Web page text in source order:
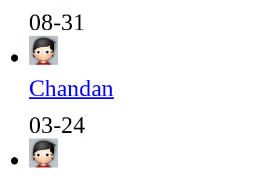
08-31
Chandan
03-24